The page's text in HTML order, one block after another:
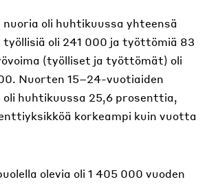
oli huhtikuussa yhteensä
oli 241 000 ja työttömiä 83
(työlliset ja työttömät) oli
Nuorten 15–24-vuotiaiden
huhtikuussa 25,6 prosenttia,
korkeampi kuin vuotta
olevia oli 1 405 000 vuoden